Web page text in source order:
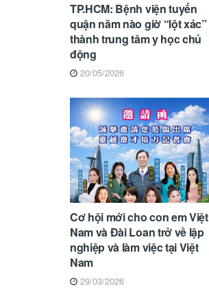
TP.HCM: Bệnh viện tuyến
quận năm nào giờ “lột xác”
thành trung tâm y học chủ
động
20/05/2026
Cơ hội mới cho con em Việt
Nam và Đài Loan trở về lập
nghiệp và làm việc tại Việt
Nam
29/03/2026